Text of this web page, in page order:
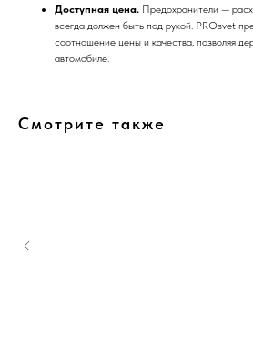
Доступная цена. Предохранители —
всегда должен быть под рукой. PROsvet
соотношение цены и качества, позволяя
автомобиле.
Смотрите также